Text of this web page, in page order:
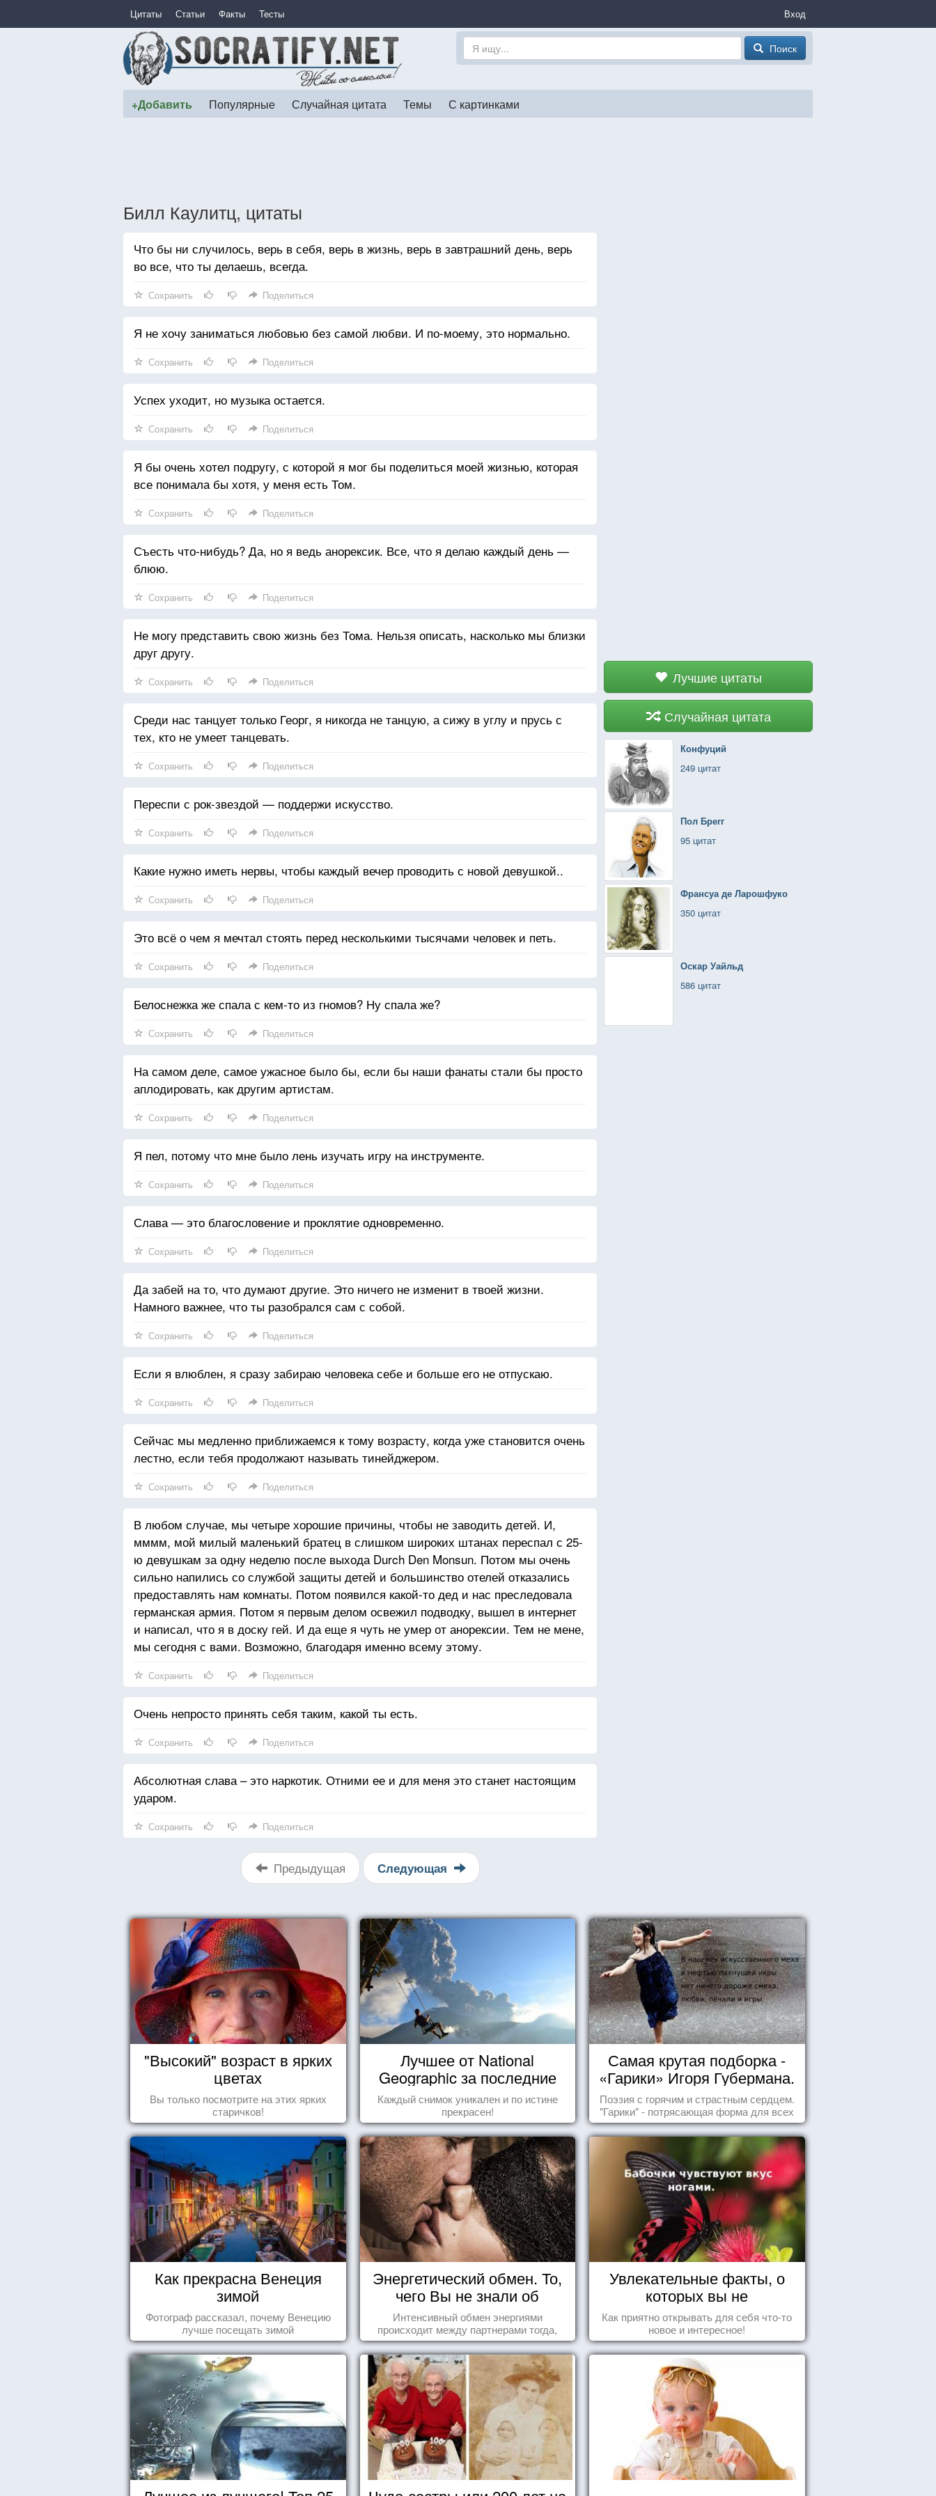
Цитаты Статьи Факты Тесты Вход
Поиск
+Добавить Популярные Случайная цитата Темы С картинками
Билл Каулитц, цитаты
Лучшие цитаты
Случайная цитата
Конфуций
249 цитат
Пол Брегг
95 цитат
Франсуа де Ларошфуко
350 цитат
Оскар Уайльд
586 цитат
Что бы ни случилось, верь в себя, верь в жизнь, верь в завтрашний день, верь
во все, что ты делаешь, всегда.
Сохранить Поделиться
Я не хочу заниматься любовью без самой любви. И по-моему, это нормально.
Сохранить Поделиться
Успех уходит, но музыка остается.
Сохранить Поделиться
Я бы очень хотел подругу, с которой я мог бы поделиться моей жизнью, которая
все понимала бы хотя, у меня есть Том.
Сохранить Поделиться
Съесть что-нибудь? Да, но я ведь анорексик. Все, что я делаю каждый день —
блюю.
Сохранить Поделиться
Не могу представить свою жизнь без Тома. Нельзя описать, насколько мы близки
друг другу.
Сохранить Поделиться
Среди нас танцует только Георг, я никогда не танцую, а сижу в углу и прусь с
тех, кто не умеет танцевать.
Сохранить Поделиться
Переспи с рок-звездой — поддержи искусство.
Сохранить Поделиться
Какие нужно иметь нервы, чтобы каждый вечер проводить с новой девушкой..
Сохранить Поделиться
Это всё о чем я мечтал стоять перед несколькими тысячами человек и петь.
Сохранить Поделиться
Белоснежка же спала с кем-то из гномов? Ну спала же?
Сохранить Поделиться
На самом деле, самое ужасное было бы, если бы наши фанаты стали бы просто
аплодировать, как другим артистам.
Сохранить Поделиться
Я пел, потому что мне было лень изучать игру на инструменте.
Сохранить Поделиться
Слава — это благословение и проклятие одновременно.
Сохранить Поделиться
Да забей на то, что думают другие. Это ничего не изменит в твоей жизни.
Намного важнее, что ты разобрался сам с собой.
Сохранить Поделиться
Если я влюблен, я сразу забираю человека себе и больше его не отпускаю.
Сохранить Поделиться
Сейчас мы медленно приближаемся к тому возрасту, когда уже становится очень
лестно, если тебя продолжают называть тинейджером.
Сохранить Поделиться
В любом случае, мы четыре хорошие причины, чтобы не заводить детей. И,
мммм, мой милый маленький братец в слишком широких штанах переспал с 25-
ю девушкам за одну неделю после выхода Durch Den Monsun. Потом мы очень
сильно напились со службой защиты детей и большинство отелей отказались
предоставлять нам комнаты. Потом появился какой-то дед и нас преследовала
германская армия. Потом я первым делом освежил подводку, вышел в интернет
и написал, что я в доску гей. И да еще я чуть не умер от анорексии. Тем не мене,
мы сегодня с вами. Возможно, благодаря именно всему этому.
Сохранить Поделиться
Очень непросто принять себя таким, какой ты есть.
Сохранить Поделиться
Абсолютная слава – это наркотик. Отними ее и для меня это станет настоящим
ударом.
Сохранить Поделиться
Предыдущая Следующая
"Высокий" возраст в ярких
цветах
Вы только посмотрите на этих ярких
старичков!
Лучшее от National
Geographic за последние
пару лет
Каждый снимок уникален и по истине
прекрасен!
Самая крутая подборка -
«Гарики» Игоря Губермана.
Читайте, получайте
удовольствие!
Поэзия с горячим и страстным сердцем.
"Гарики" - потрясающая форма для всех
случаев жизни.
Как прекрасна Венеция
зимой
Фотограф рассказал, почему Венецию
лучше посещать зимой
Энергетический обмен. То,
чего Вы не знали об
отношениях
Интенсивный обмен энергиями
происходит между партнерами тогда,
когда они испытывают симпатию друг к
другу...
Увлекательные факты, о
которых вы не
догадывались!
Как приятно открывать для себя что-то
новое и интересное!